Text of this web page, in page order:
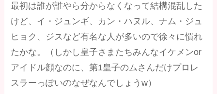
最初は誰が誰やら分からなくなって結構混乱した
けど、イ・ジュンギ、カン・ハヌル、ナム・ジュ
ヒョク、ジスなど有名な人が多いので徐々に慣れ
たかな。（しかし皇子さまたちみんなイケメンor
アイドル顔なのに、第1皇子のムさんだけプロレ
スラーっぽいのなぜなんでしょうw）